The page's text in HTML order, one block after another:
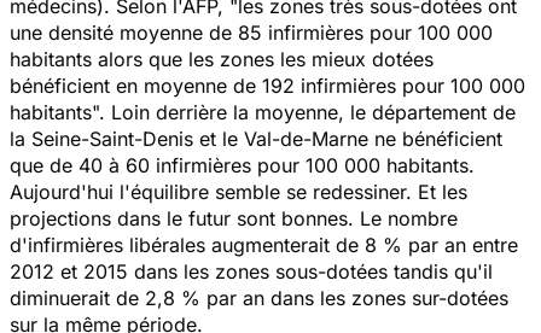
médecins). Selon l'AFP, "les zones très sous-dotées ont
une densité moyenne de 85 infirmières pour 100 000
habitants alors que les zones les mieux dotées
bénéficient en moyenne de 192 infirmières pour 100 000
habitants". Loin derrière la moyenne, le département de
la Seine-Saint-Denis et le Val-de-Marne ne bénéficient
que de 40 à 60 infirmières pour 100 000 habitants.
Aujourd'hui l'équilibre semble se redessiner. Et les
projections dans le futur sont bonnes. Le nombre
d'infirmières libérales augmenterait de 8 % par an entre
2012 et 2015 dans les zones sous-dotées tandis qu'il
diminuerait de 2,8 % par an dans les zones sur-dotées
sur la même période.